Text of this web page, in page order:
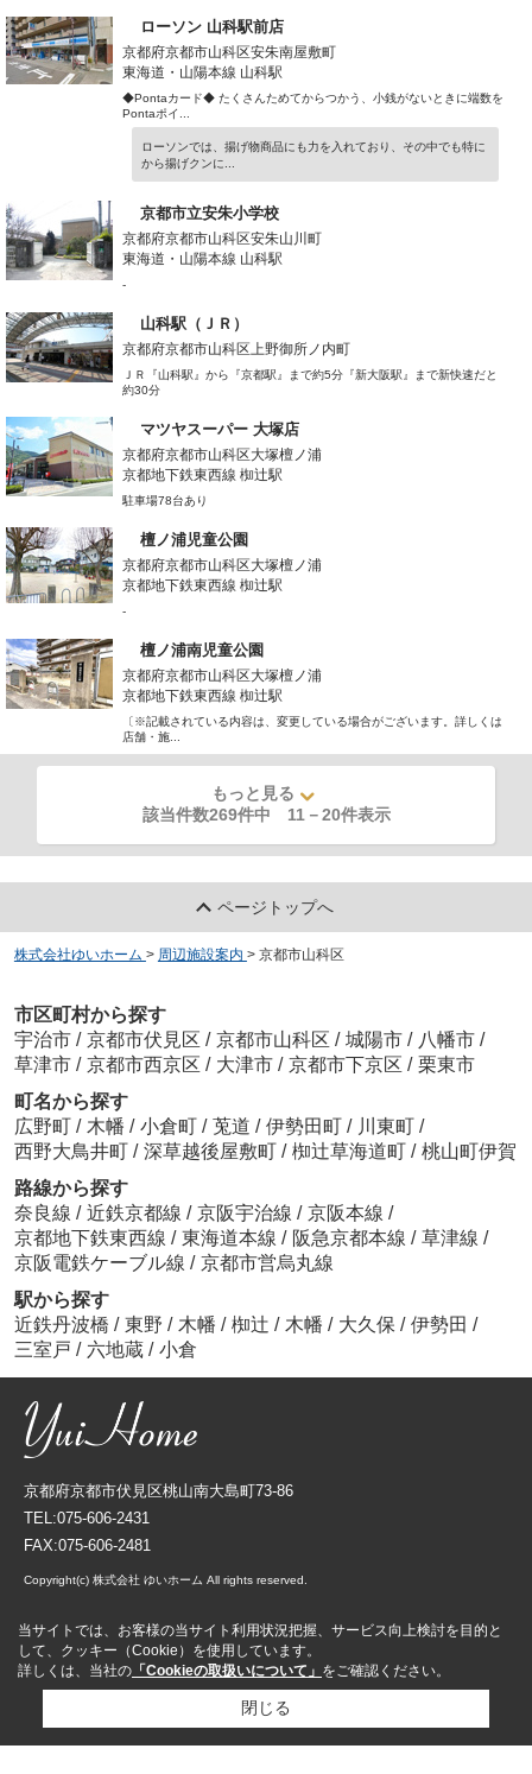
ローソン 山科駅前店
京都府京都市山科区安朱南屋敷町
東海道・山陽本線 山科駅
◆Pontaカード◆ たくさんためてからつかう、小銭がないときに端数を
Pontaポイ...
ローソンでは、揚げ物商品にも力を入れており、その中でも特に
から揚げクンに...
京都市立安朱小学校
京都府京都市山科区安朱山川町
東海道・山陽本線 山科駅
-
山科駅（ＪＲ）
京都府京都市山科区上野御所ノ内町
ＪＲ『山科駅』から『京都駅』まで約5分『新大阪駅』まで新快速だと
約30分
マツヤスーパー 大塚店
京都府京都市山科区大塚檀ノ浦
京都地下鉄東西線 椥辻駅
駐車場78台あり
檀ノ浦児童公園
京都府京都市山科区大塚檀ノ浦
京都地下鉄東西線 椥辻駅
-
檀ノ浦南児童公園
京都府京都市山科区大塚檀ノ浦
京都地下鉄東西線 椥辻駅
〔※記載されている内容は、変更している場合がございます。詳しくは
店舗・施...
もっと見る
該当件数269件中 11 －20件表示
ページトップへ
株式会社ゆいホーム > 周辺施設案内 > 京都市山科区
市区町村から探す
宇治市 / 京都市伏見区 / 京都市山科区 / 城陽市 / 八幡市 /
草津市 / 京都市西京区 / 大津市 / 京都市下京区 / 栗東市
町名から探す
広野町 / 木幡 / 小倉町 / 莵道 / 伊勢田町 / 川東町 /
西野大鳥井町 / 深草越後屋敷町 / 椥辻草海道町 / 桃山町伊賀
路線から探す
奈良線 / 近鉄京都線 / 京阪宇治線 / 京阪本線 /
京都地下鉄東西線 / 東海道本線 / 阪急京都本線 / 草津線 /
京阪電鉄ケーブル線 / 京都市営烏丸線
駅から探す
近鉄丹波橋 / 東野 / 木幡 / 椥辻 / 木幡 / 大久保 / 伊勢田 /
三室戸 / 六地蔵 / 小倉
京都府京都市伏見区桃山南大島町73-86
TEL:075-606-2431
FAX:075-606-2481
Copyright(c) 株式会社 ゆいホーム All rights reserved.
当サイトでは、お客様の当サイト利用状況把握、サービス向上検討を目的と
して、クッキー（Cookie）を使用しています。
詳しくは、当社の 「Cookieの取扱いについて」 をご確認ください。
閉じる